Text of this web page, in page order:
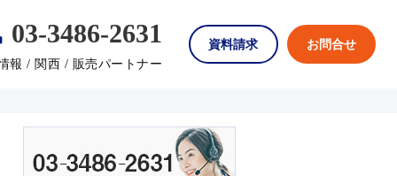
閉じる
閉じる
閉じる
03-3486-2631
報 / 関西 / 販売パートナー
資料請求 お問合せ